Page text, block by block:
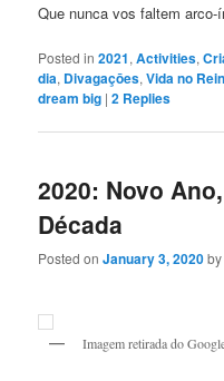
Que nunca vos faltem
Posted in 2021,Activities,
dia, Divagaçōes,Vida no
dream big |2 Replies
2020: Novo
Década
Posted onJanuary 3, 2020
Imagem retirada do